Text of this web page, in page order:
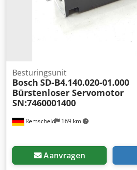
Remscheid 169 km
Besturingsunit
Bosch SD-B4.140.020-01.000
Bürstenloser Servomotor
SN:7460001400
Aanvragen